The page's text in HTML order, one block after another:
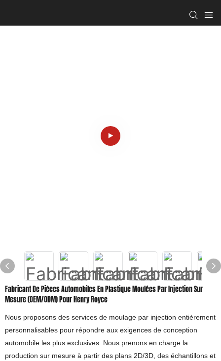
Fabricant De Pièces Automobiles En Plastique Moulées Par Injection Sur
Mesure (OEM/ODM) Pour Henry Royce
Nous proposons des services de moulage par injection entièrement
personnalisables pour répondre aux exigences de conception
automobile les plus exclusives. Nous prenons en charge la
production sur mesure à partir des plans 2D/3D, des échantillons et